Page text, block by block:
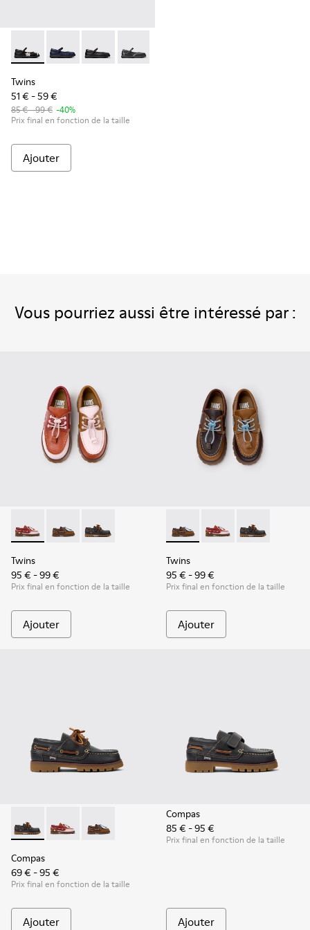
Twins - K800549-006 - Ballerines en cuir multicolore pour
Twins - K800549-007
Twins - K800549-003
Twins - K800549-001
Twins
51 € - 59 €
85 € - 99 € -40%
Prix final en fonction de la taille
Ajouter
Vous pourriez aussi être intéressé par :
Twins - K800416-008 - Chaussures bateau en cuir
Twins - K800416-007 - Chaussures bateau en cuir
Twins - K800416-001 - Chaussures bateau
Twins
95 € - 99 €
Prix final en fonction de la taille
Ajouter
Twins - K800416-007 -
Twins - K800416-
Twins -
Twins
95 € - 99 €
Prix final en fonction de la taille
Ajouter
Compas - K800416-001 - Chaussures bateau en cuir bleu
Compas - K800416-008 - Chaussures bateau en
Compas - K800416-007 - Chaussures
Compas
69 € - 95 €
Prix final en fonction de la taille
Ajouter
Compas
85 € - 95 €
Prix final en fonction de la taille
Ajouter